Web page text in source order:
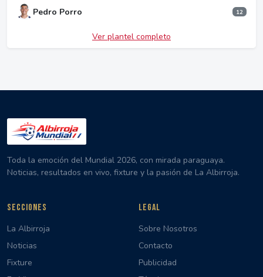
Pedro Porro 12
Ver plantel completo
Toda la emoción del Mundial 2026, con mirada paraguaya.
Noticias, resultados en vivo, fixture y la pasión de La Albirroja.
SECCIONES
La Albirroja
Noticias
Fixture
LEGAL
Sobre Nosotros
Contacto
Publicidad